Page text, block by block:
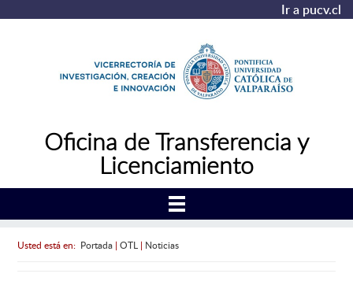
Ir a pucv.cl
Oficina de Transferencia y
Licenciamiento
Usted está en: Portada| OTL | Noticias